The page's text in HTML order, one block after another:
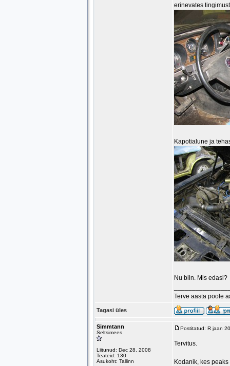
erinevates
Kapotialune ja
Nu biln. Mis edasi?
Terve aasta poole
Tagasi üles
Simmtann
Seltsimees
Liitunud: Dec 28, 2008
Teateid: 130
Asukoht: Tallinn
Postitatud: R jaan
Tervitus.
Kodanik, kes